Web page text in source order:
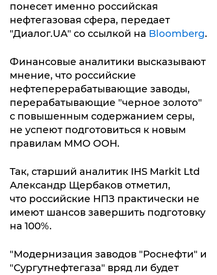
понесет именно российская
нефтегазовая сфера, передает
"Диалог.UA" со ссылкой на Bloomberg.
Финансовые аналитики высказывают
мнение, что российские
нефтеперерабатывающие заводы,
перерабатывающие "черное золото"
с повышенным содержанием серы,
не успеют подготовиться к новым
правилам ММО ООН.
Так, старший аналитик IHS Markit Ltd
Александр Щербаков отметил,
что российские НПЗ практически не
имеют шансов завершить подготовку
на 100%.
"Модернизация заводов "Роснефти" и
"Сургутнефтегаза" вряд ли будет